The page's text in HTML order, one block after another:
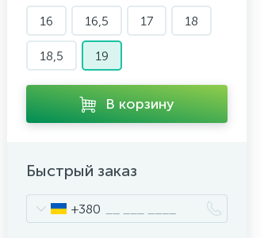
16
16,5 17 18
18,5 19
В корзину
Быстрый заказ
+380